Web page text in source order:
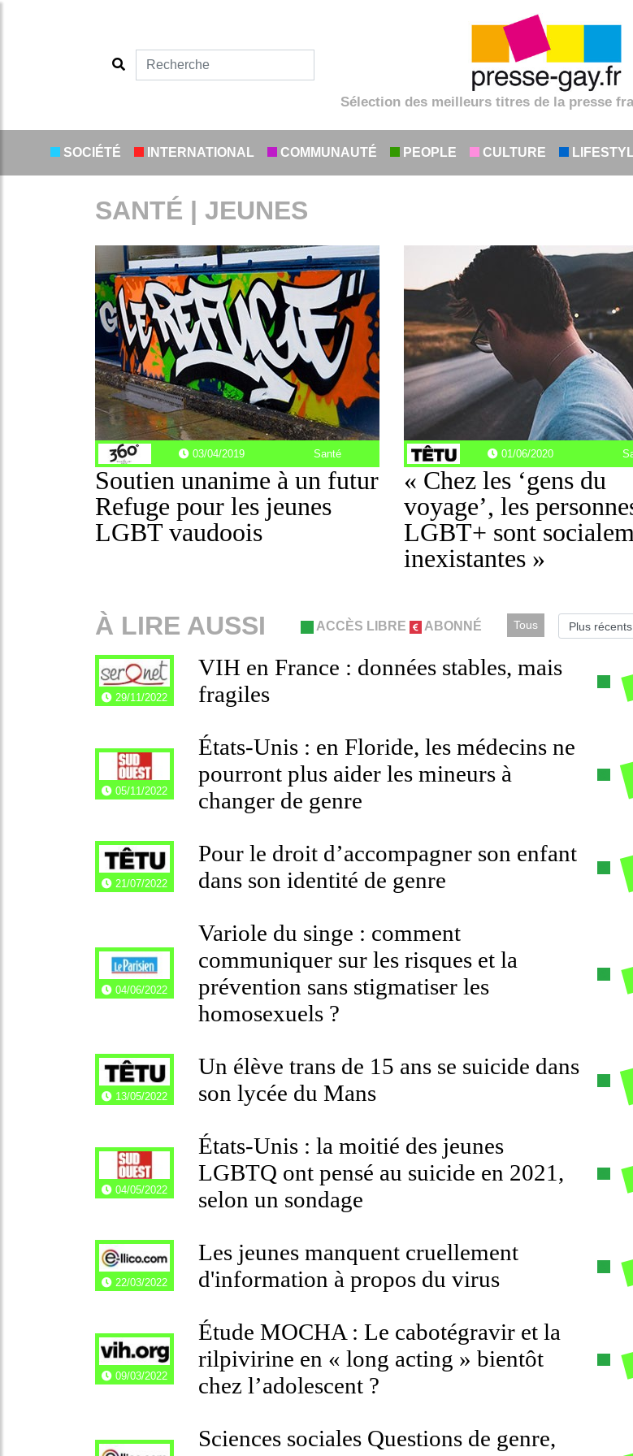
Sélection des meilleurs titres de la presse
SOCIÉTÉ INTERNATIONAL COMMUNAUTÉ PEOPLE CULTURE
SANTÉ | JEUNES
03/04/2019 Santé
Soutien unanime à un futur
Refuge pour les jeunes
LGBT vaudoois
01/06/2020
« Chez les ‘gens du
voyage’, les
LGBT+ sont
inexistantes »
À LIRE AUSSI ACCÈS LIBRE ABONNÉ Tous
29/11/2022
VIH en France : données stables, mais
fragiles
05/11/2022
États-Unis : en Floride, les médecins ne
pourront plus aider les mineurs à
changer de genre
21/07/2022
Pour le droit d’accompagner son enfant
dans son identité de genre
04/06/2022
Variole du singe : comment
communiquer sur les risques et la
prévention sans stigmatiser les
homosexuels ?
13/05/2022
Un élève trans de 15 ans se suicide dans
son lycée du Mans
04/05/2022
États-Unis : la moitié des jeunes
LGBTQ ont pensé au suicide en 2021,
selon un sondage
22/03/2022
Les jeunes manquent cruellement
d'information à propos du virus
09/03/2022
Étude MOCHA : Le cabotégravir et la
rilpivirine en « long acting » bientôt
chez l’adolescent ?
Sciences sociales Questions de genre,